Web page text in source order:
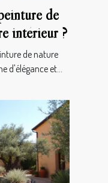
de
intérieur ?
de nature
d'élégance et...